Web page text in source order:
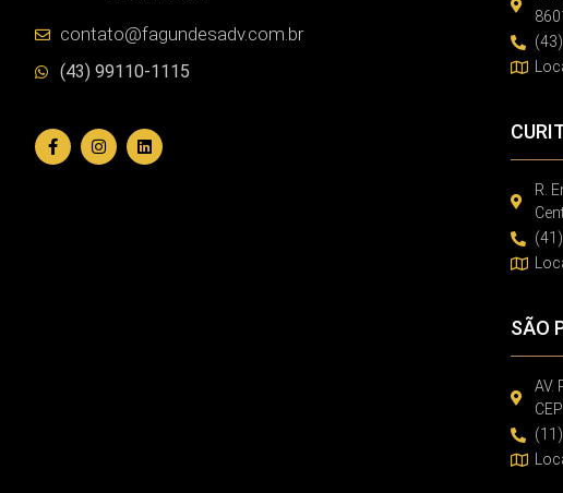
contato@fagundesadv.com.br
(43) 99110-1115
R.
SÃO
AV.